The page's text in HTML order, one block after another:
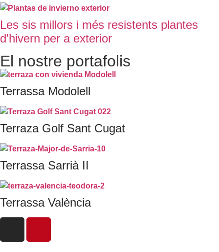
Les sis millors i més resistents plantes
d'hivern per a exterior
El nostre portafolis
Terrassa Modolell
Terraza Golf Sant Cugat
Terrassa Sarrià II
Terrassa València